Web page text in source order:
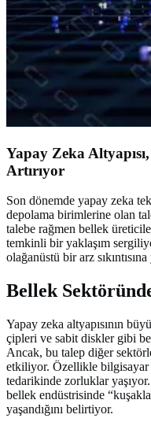
Yapay Zeka
Artırıyor
Son dönemde yapay zeka
depolama birimlerine olan
talebe rağmen bellek
temkinli bir yaklaşım
olağanüstü bir arz
Bellek
Yapay zeka altyapısının
çipleri ve sabit diskler gibi
Ancak, bu talep diğer
etkiliyor. Özellikle bilgisayar
tedarikinde zorluklar
bellek endüstrisinde
yaşandığını belirtiyor.